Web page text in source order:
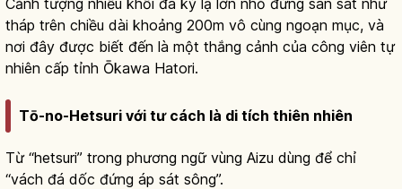
Cảnh tượng nhiều khối đá kỳ lạ lớn nhỏ đứng san sát như
tháp trên chiều dài khoảng 200m vô cùng ngoạn mục, và
nơi đây được biết đến là một thắng cảnh của công viên tự
nhiên cấp tỉnh Ōkawa Hatori.
Tō-no-Hetsuri với tư cách là di tích thiên nhiên
Từ “hetsuri” trong phương ngữ vùng Aizu dùng để chỉ
“vách đá dốc đứng áp sát sông”.